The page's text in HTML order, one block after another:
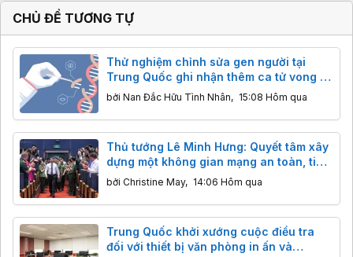
CHỦ ĐỀ TƯƠNG TỰ
Thử nghiệm chỉnh sửa gen người tại
Trung Quốc ghi nhận thêm ca tử vong ở
trẻ em trong vòng 2 tuần
bởi Nan Đắc Hữu Tình Nhân, 15:08 Hôm qua
Thủ tướng Lê Minh Hưng: Quyết tâm xây
dựng một không gian mạng an toàn, tin
cậy và nhân văn
bởi Christine May, 14:06 Hôm qua
Trung Quốc khởi xướng cuộc điều tra
đối với thiết bị văn phòng in ấn và